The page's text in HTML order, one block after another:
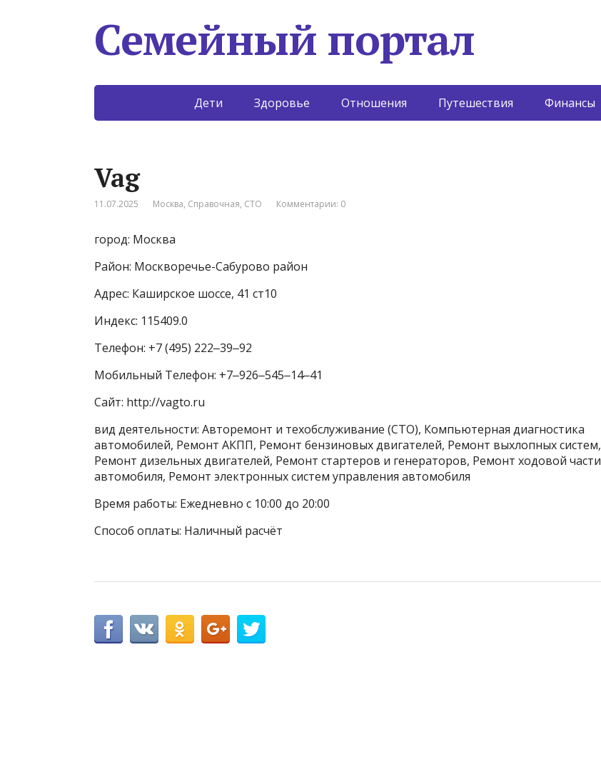
Семейный портал
Дети Здоровье Отношения Путешествия Финансы
Vag
11.07.2025 Москва, Справочная, СТО Комментарии: 0
город: Москва
Район: Москворечье-Сабурово район
Адрес: Каширское шоссе, 41 ст10
Индекс: 115409.0
Телефон: +7 (495) 222‒39‒92
Мобильный Телефон: +7‒926‒545‒14‒41
Сайт: http://vagto.ru
вид деятельности: Авторемонт и техобслуживание (СТО), Компьютерная диагностика
автомобилей, Ремонт АКПП, Ремонт бензиновых двигателей, Ремонт выхлопных систем,
Ремонт дизельных двигателей, Ремонт стартеров и генераторов, Ремонт ходовой части
автомобиля, Ремонт электронных систем управления автомобиля
Время работы: Ежедневно с 10:00 до 20:00
Способ оплаты: Наличный расчёт